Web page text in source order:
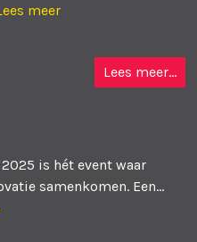
meer
Lees meer...
is hét event waar
samenkomen. Een...